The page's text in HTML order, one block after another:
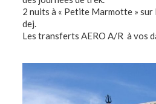
2 nuits à « Petite Marmotte » sur
dej.
Les transferts AERO A/R à vos